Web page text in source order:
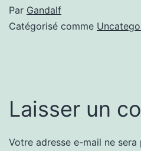
Par Gandalf
Catégorisé comme
Laisser un
Votre adresse e-mail ne sera